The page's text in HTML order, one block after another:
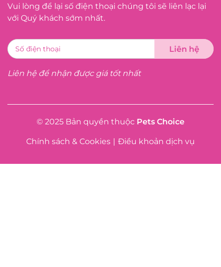
Vui lòng để lại số điện thoại chúng tôi sẽ liên lạc lại
với Quý khách sớm nhất.
Liên hệ để nhận được giá tốt nhất
© 2025 Bản quyền thuộc Pets Choice
Chính sách & Cookies | Điều khoản dịch vụ